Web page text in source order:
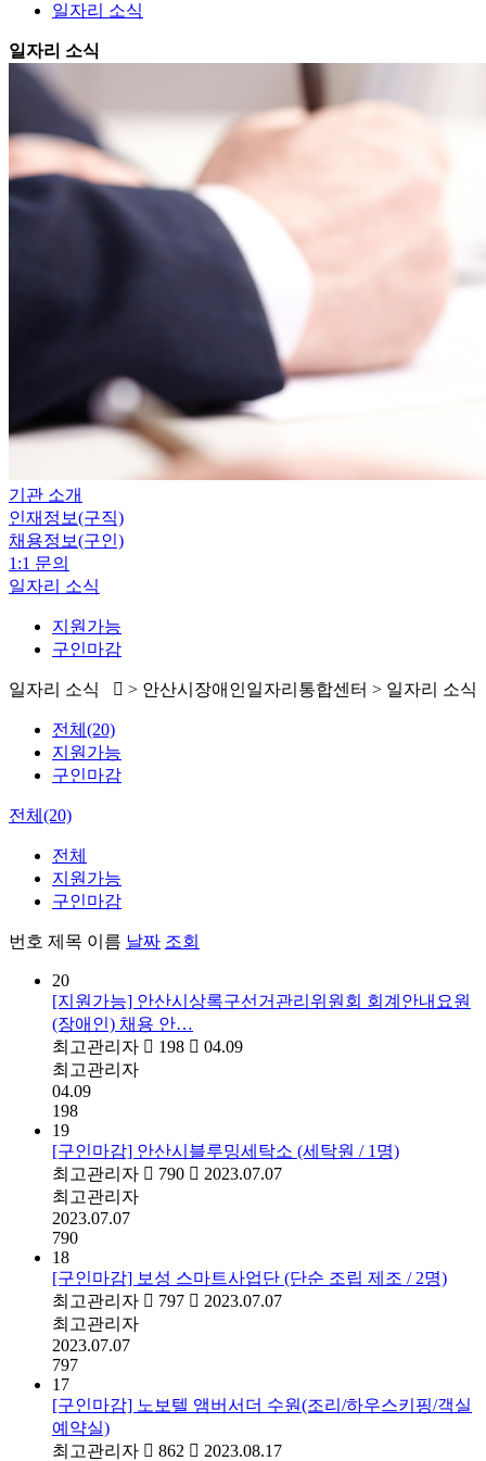
일자리 소식
일자리 소식
기관 소개
인재정보(구직)
채용정보(구인)
1:1 문의
일자리 소식
지원가능
구인마감
> 안산시장애인일자리통합센터 > 일자리 소식
일자리 소식
전체(20)
지원가능
구인마감
전체(20)
전체
지원가능
구인마감
번호 제목 이름 날짜 조회
20
[지원가능] 안산시상록구선거관리위원회 회계안내요원
(장애인) 채용 안…
최고관리자
198
04.09
최고관리자
04.09
198
19
[구인마감] 안산시블루밍세탁소 (세탁원 / 1명)
최고관리자
790
2023.07.07
최고관리자
2023.07.07
790
18
[구인마감] 보성 스마트사업단 (단순 조립 제조 / 2명)
최고관리자
797
2023.07.07
최고관리자
2023.07.07
797
17
[구인마감] 노보텔 앰버서더 수원(조리/하우스키핑/객실
예약실)
최고관리자
862
2023.08.17